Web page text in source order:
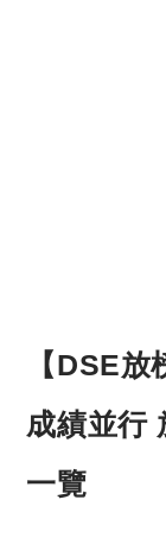
【DSE
成績並行
一覽